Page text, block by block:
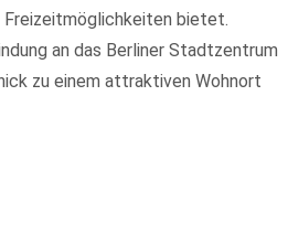
Freizeitmöglichkeiten bietet.
an das Berliner Stadtzentrum
zu einem attraktiven Wohnort